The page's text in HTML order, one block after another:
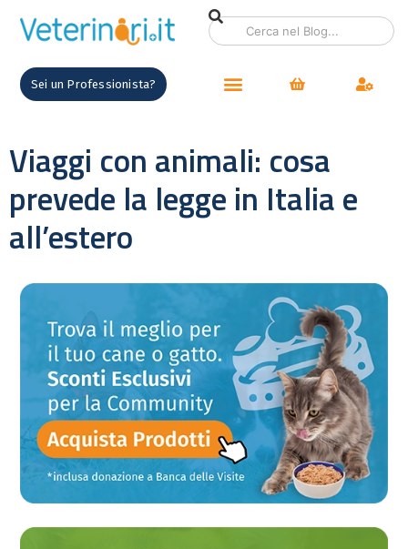
Sei un Professionista?
Viaggi con animali: cosa
prevede la legge in Italia e
all’estero